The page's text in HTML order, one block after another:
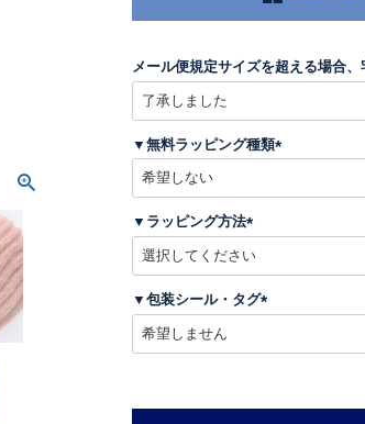
メール便規定サイズを超える場合、
▼無料ラッピング種類
)
▼ラッピング方法
須
)
▼包装シール・タグ